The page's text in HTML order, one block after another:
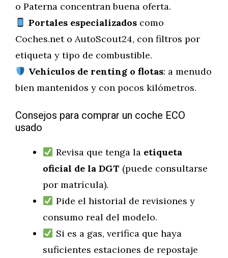
o Paterna concentran buena oferta.
Portales especializadoscomo
Coches.net o AutoScout24, con filtros por
etiqueta y tipo de combustible.
Vehículos de renting o flotas: a menudo
bien mantenidos y con pocos kilómetros.
Consejos para comprar un coche ECO
usado
Revisa que tenga la etiqueta
oficial de la DGT (puede consultarse
por matrícula).
Pide el historial de revisiones y
consumo real del modelo.
Si es a gas, verifica que haya
suficientes estaciones de repostaje